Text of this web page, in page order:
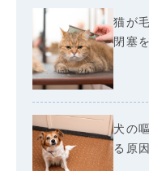
猫が
閉塞
犬の
る原